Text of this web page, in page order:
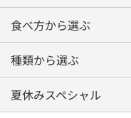
食べ方から選ぶ
種類から選ぶ
夏休みスペシャル